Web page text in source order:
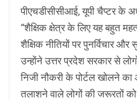
पीएचडीसीसीआई, यूपी चैप्टर के
“शैक्षिक क्षेत्र के लिए यह बहुत
शैक्षिक नीतियों पर पुनर्विचार
उन्होंने उत्तर प्रदेश सरकार से
निजी नौकरी के पोर्टल खोलने
तलाशने वाले लोगों की जरूरतों